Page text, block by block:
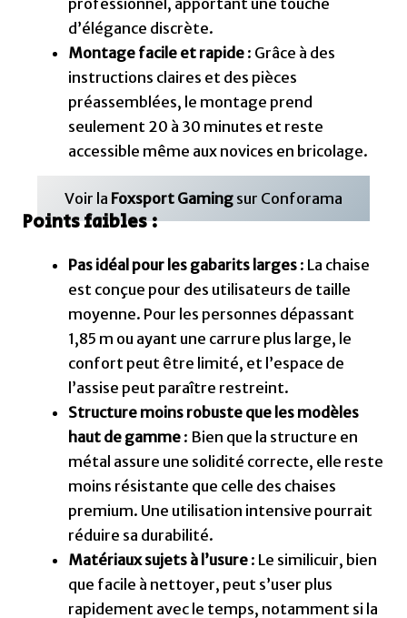
Pas idéal pour les gabarits larges
est conçue pour des utilisateurs de taille
moyenne. Pour les personnes dépassant
1,85 m ou ayant une carrure plus large, le
confort peut être limité, et l’espace de
l’assise peut paraître restreint.
Structure moins robuste que les modèles
haut de gamme: Bien que la structure en
métal assure une solidité correcte, elle reste
premium. Une utilisation intensive pourrait
réduire sa durabilité.
Matériaux sujets à l’usure: Le similicuir, bien
que facile à nettoyer, peut s’user plus
rapidement avec le temps, notamment si la
chaise est utilisée quotidiennement
pendant de longues périodes.
Verdict final : une chaise qui
tient ses promesses ✅
La Foxsport Gaming s’avère être une excellente
option pour les gamers occasionnels et les
télétravailleurs en quête de confort à prix